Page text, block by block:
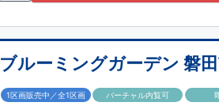
【妥協のない家づくり】 ​↓ クリッ
能評価
地震に強い家づくり（地
（制震編）
らしを豊かにする空間アイデア
外
ブルーミングガーデン 磐
1区画販売中／全1区画 バーチャル内覧可